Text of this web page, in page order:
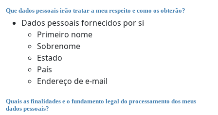
Que dados pessoais irão tratar a meu respeito e como os obterão?
Dados pessoais fornecidos por si
Primeiro nome
Sobrenome
Estado
País
Endereço de e-mail
Quais as finalidades e o fundamento legal do processamento dos meus
dados pessoais?